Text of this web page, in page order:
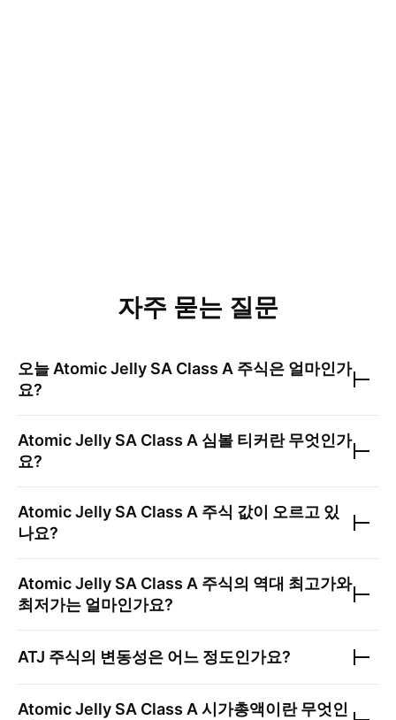
자주 묻는 질문
오늘 Atomic Jelly SA Class A 주식은 얼마인가
요?
Atomic Jelly SA Class A 심볼 티커란 무엇인가
요?
Atomic Jelly SA Class A 주식 값이 오르고 있
나요?
Atomic Jelly SA Class A 주식의 역대 최고가와
최저가는 얼마인가요?
ATJ 주식의 변동성은 어느 정도인가요?
Atomic Jelly SA Class A 시가총액이란 무엇인